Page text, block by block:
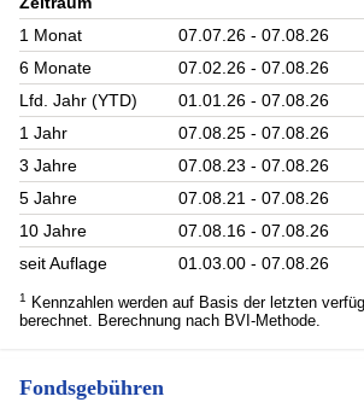
1 Monat 07.07.26 - 07.08.26
6 Monate
07.02.26 - 07.08.26
Lfd. Jahr (YTD)
01.01.26 - 07.08.26
1 Jahr
07.08.25 - 07.08.26
3 Jahre
07.08.23 - 07.08.26
5 Jahre
07.08.21 - 07.08.26
10 Jahre
07.08.16 - 07.08.26
seit Auflage
01.03.00 - 07.08.26
1
Kennzahlen werden auf Basis der letzten
berechnet. Berechnung nach BVI-Methode.
Fondsgebühren